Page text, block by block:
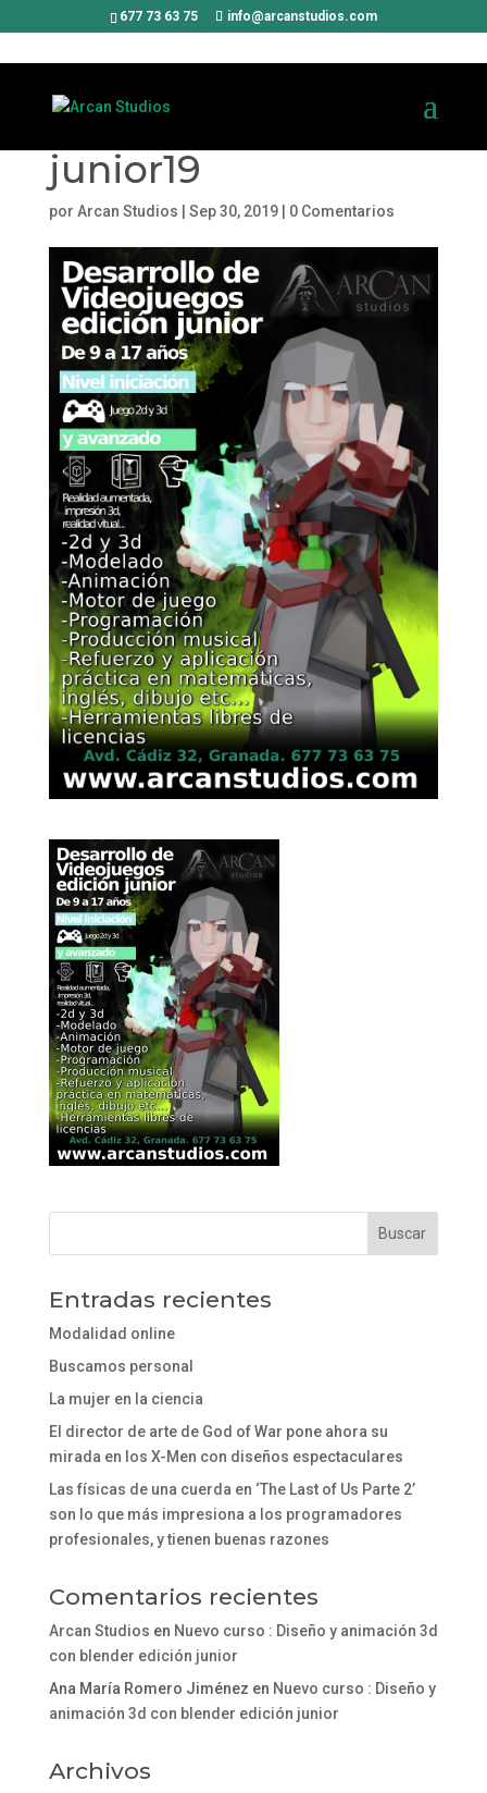
677 73 63 75 info@arcanstudios.com
junior19
por Arcan Studios Sep 30, 2019| 0 Comentarios
Entradas recientes
Modalidad online
Buscamos personal
La mujer en la ciencia
El director de arte de God of War pone ahora su
mirada en los X-Men con diseños espectaculares
Las físicas de una cuerda en ‘The Last of Us Parte 2’
son lo que más impresiona a los programadores
profesionales, y tienen buenas razones
Comentarios recientes
Arcan Studios en Nuevo curso : Diseño y animación 3d
con blender edición junior
Ana María Romero Jiménez en Nuevo curso : Diseño y
animación 3d con blender edición junior
Archivos